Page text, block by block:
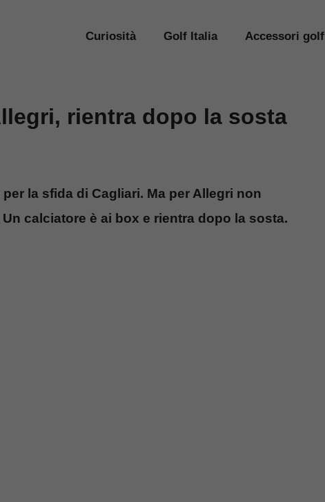
Curiosità Golf Italia Accessori golf
rientra dopo la sosta
la sfida di Cagliari. Ma per Allegri non
calciatore è ai box e rientra dopo la sosta.